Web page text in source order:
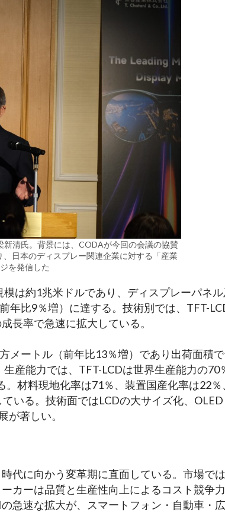
新清氏。背景には、CODAが今回の会議の協賛
日本のディスプレー関連企業に対する「産業
を発信した
は約1兆米ドルであり、ディスプレーパネ
年比9％増）に達する。技術別では、TFT-
長率で急速に拡大している。
メートル（前年比13％増）であり出荷面積
産能力では、TFT-LCDは世界生産能力の70
材料現地化率は71％、装置国産化率は22％
いる。技術面ではLCDの大サイズ化、
が著しい。
代に向かう変革期に直面している。市場で
カーは品質と生産性向上によるコスト競争
急速な拡大が、スマートフォン・自動車・